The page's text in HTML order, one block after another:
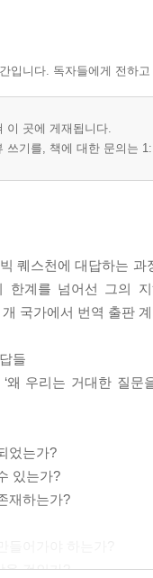
입니다. 독자들에게 전하
이 곳에 게재됩니다.
쓰기를, 책에 대한 문의는
퀘스천에 대답하는
한계를 넘어선 그의
국가에서 번역 출판
들
왜 우리는 거대한 질문
었는가?
있는가?
재하는가?
을 것인가?